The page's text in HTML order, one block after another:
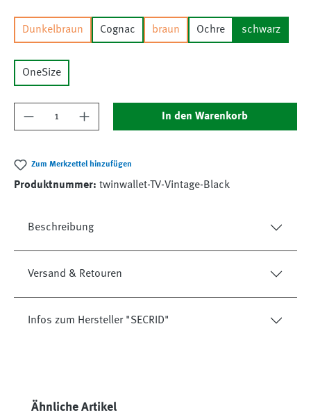
Dunkelbraun Cognac braun Ochre schwarz
OneSize
Produkt Anzahl: Gib den gewünschten Wert
In den Warenkorb
Zum Merkzettel hinzufügen
Produktnummer: twinwallet-TV-Vintage-Black
Beschreibung
Versand & Retouren
Infos zum Hersteller "SECRID"
Produktgalerie überspringen
Ähnliche Artikel